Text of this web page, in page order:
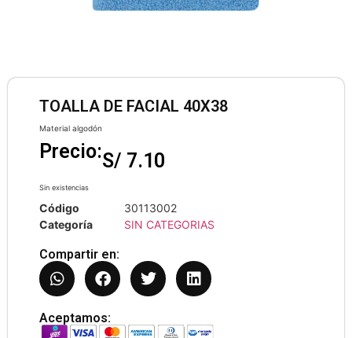
TOALLA DE FACIAL 40X38
Material algodón
Precio:S/ 7.10
Sin existencias
Código
30113002
Categoría
SIN CATEGORIAS
Compartir en:
Aceptamos: